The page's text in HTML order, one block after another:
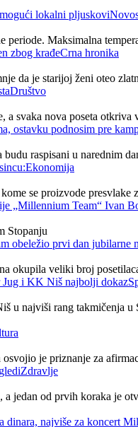
periode. Maksimalna
Crna hronika
da je starijoj ženi oteo
Društvo
svaka nova poseta
raspisani u narednim
Ekonomija
se proizvode presvlake
Stopanju
okupila veliki broj
u najviši rang takmičenja
je priznanje za
Zdravlje
jedan od prvih koraka je